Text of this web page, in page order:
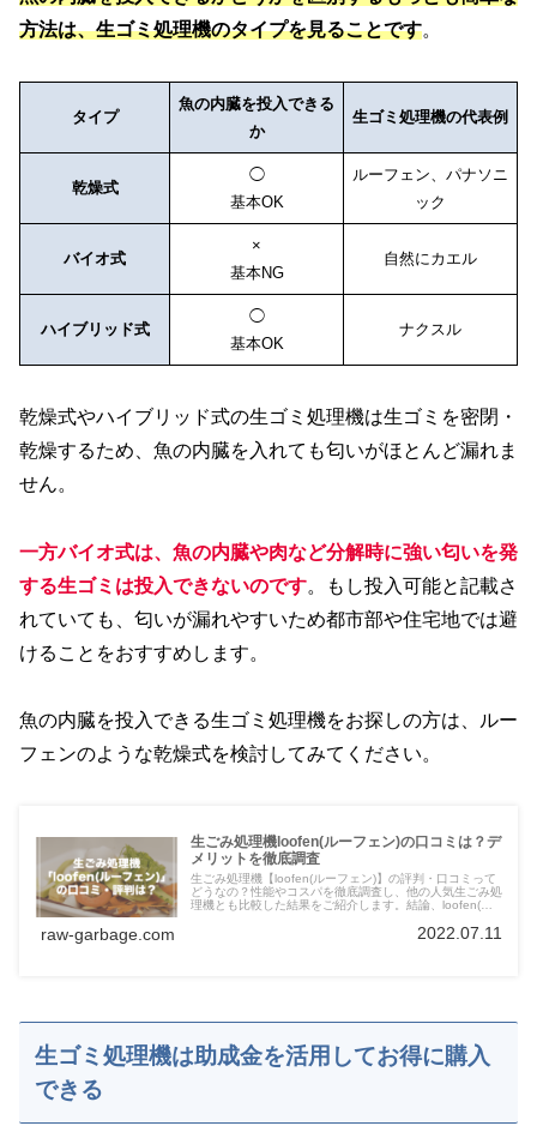
方法は、生ゴミ処理機のタイプを見ることです。
タイプ
魚の内臓を投入できる
か
生ゴミ処理機の代表例
乾燥式
◯
基本OK
ルーフェン、パナソニ
ック
バイオ式
×
基本NG
自然にカエル
ハイブリッド式
◯
基本OK
ナクスル
乾燥式やハイブリッド式の生ゴミ処理機は生ゴミを密閉・
乾燥するため、魚の内臓を入れても匂いがほとんど漏れま
せん。
一方バイオ式は、魚の内臓や肉など分解時に強い匂いを発
する生ゴミは投入できないのです。もし投入可能と記載さ
れていても、匂いが漏れやすいため都市部や住宅地では避
けることをおすすめします。
魚の内臓を投入できる生ゴミ処理機をお探しの方は、ルー
フェンのような乾燥式を検討してみてください。
生ごみ処理機loofen(ルーフェン)の口コミは？デ
メリットを徹底調査
生ごみ処理機【loofen(ルーフェン)】の評判・口コミって
どうなの？性能やコスパを徹底調査し、他の人気生ごみ処
理機とも比較した結果をご紹介します。結論、loofen(ル
raw-garbage.com 2022.07.11
生ゴミ処理機は助成金を活用してお得に購入
できる